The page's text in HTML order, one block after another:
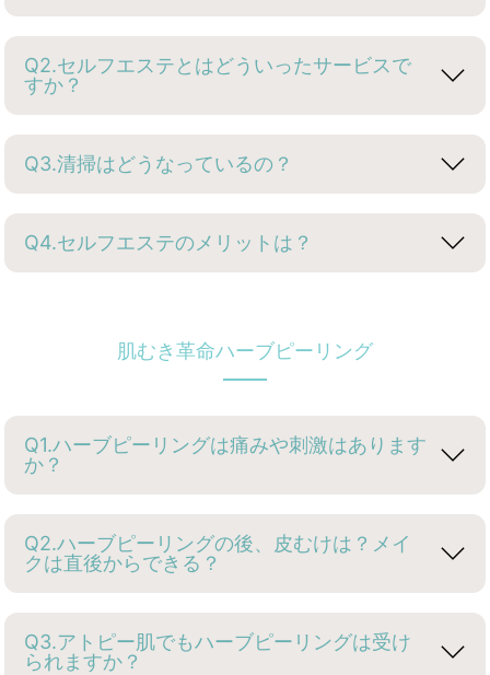
Q2.セルフエステとはどういったサービスで
すか？
Q3.清掃はどうなっているの？
Q4.セルフエステのメリットは？
肌むき革命ハーブピーリング
Q1.ハーブピーリングは痛みや刺激はあります
か？
Q2.ハーブピーリングの後、皮むけは？メイ
クは直後からできる？
Q3.アトピー肌でもハーブピーリングは受け
られますか？